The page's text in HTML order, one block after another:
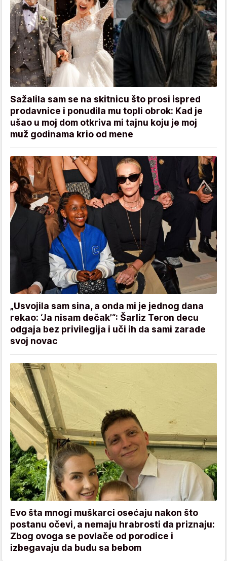
Sažalila sam se na skitnicu što prosi ispred
prodavnice i ponudila mu topli obrok: Kad je
ušao u moj dom otkriva mi tajnu koju je moj
muž godinama krio od mene
„Usvojila sam sina, a onda mi je jednog dana
rekao: ‘Ja nisam dečak’“: Šarliz Teron decu
odgaja bez privilegija i uči ih da sami zarade
svoj novac
Evo šta mnogi muškarci osećaju nakon što
postanu očevi, a nemaju hrabrosti da priznaju:
Zbog ovoga se povlače od porodice i
izbegavaju da budu sa bebom